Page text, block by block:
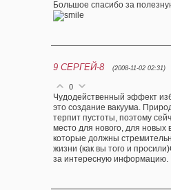
Большое спасибо за
9 СЕРГЕЙ-8 (2008-11-02 02:31)
0
Чудодейственный эффект
это создание вакуума.
терпит пустоты, поэтому
место для нового, для
которые должны
жизни (как вы того и
за интересную информацию.